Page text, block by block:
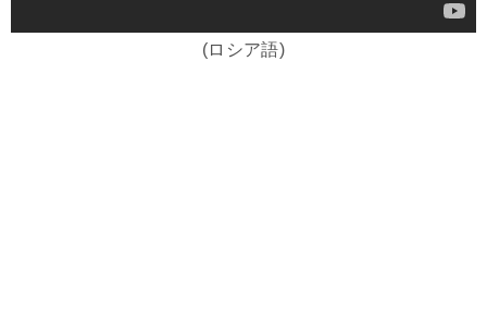
(ロシア語)